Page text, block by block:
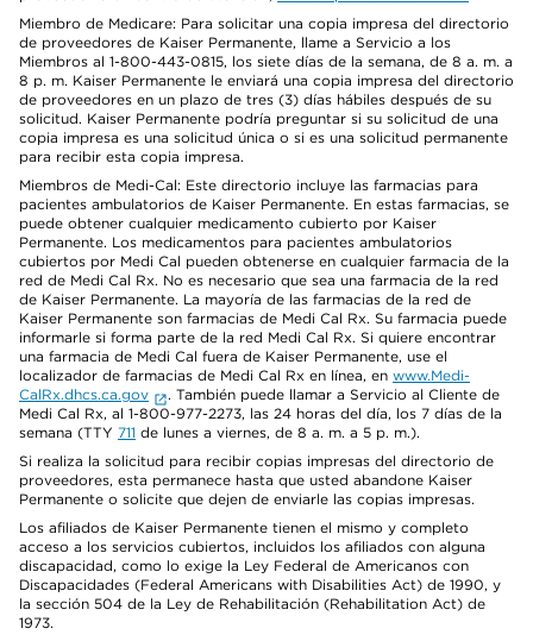
Miembro de Medicare: Para solicitar una copia impresa del directorio
de proveedores de Kaiser Permanente, llame a Servicio a los
Miembros al 1-800-443-0815, los siete días de la semana, de 8 a. m. a
8 p. m. Kaiser Permanente le enviará una copia impresa del directorio
de proveedores en un plazo de tres (3) días hábiles después de su
solicitud. Kaiser Permanente podría preguntar si su solicitud de una
copia impresa es una solicitud única o si es una solicitud permanente
para recibir esta copia impresa.
Miembros de Medi-Cal: Este directorio incluye las farmacias para
pacientes ambulatorios de Kaiser Permanente. En estas farmacias, se
puede obtener cualquier medicamento cubierto por Kaiser
Permanente. Los medicamentos para pacientes ambulatorios
cubiertos por Medi Cal pueden obtenerse en cualquier farmacia de la
red de Medi Cal Rx. No es necesario que sea una farmacia de la red
de Kaiser Permanente. La mayoría de las farmacias de la red de
Kaiser Permanente son farmacias de Medi Cal Rx. Su farmacia puede
informarle si forma parte de la red Medi Cal Rx. Si quiere encontrar
una farmacia de Medi Cal fuera de Kaiser Permanente, use el
localizador de farmacias de Medi Cal Rx en línea, en www.Medi-
CalRx.dhcs.ca.gov
. También puede llamar a Servicio al Cliente de
Medi Cal Rx, al 1-800-977-2273, las 24 horas del día, los 7 días de la
semana (TTY 711 de lunes a viernes, de 8 a. m. a 5 p. m.).
Si realiza la solicitud para recibir copias impresas del directorio de
proveedores, esta permanece hasta que usted abandone Kaiser
Permanente o solicite que dejen de enviarle las copias impresas.
Los afiliados de Kaiser Permanente tienen el mismo y completo
acceso a los servicios cubiertos, incluidos los afiliados con alguna
discapacidad, como lo exige la Ley Federal de Americanos con
Discapacidades (Federal Americans with Disabilities Act) de 1990, y
la sección 504 de la Ley de Rehabilitación (Rehabilitation Act) de
1973.